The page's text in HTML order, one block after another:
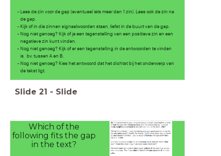
- Lees de zin voor de gap (eventueel iets meer dan 1 zin). Lees ook de zin na
de gap.
- Kijk of in die zinnen signaalwoorden staan, liefst in de buurt van de gap.
- Nog niet genoeg? Kijk of je een tegenstelling van een positieve zin en een
negatieve zin kunt vinden.
- Nog niet genoeg? Kijk of er een tegenstelling in de antwoorden te vinden
is, bv. tussen A en B.
- Nog niet genoeg? Kies het antwoord dat het dichtst bij het onderwerp van
de tekst ligt.
Slide 21 - Slide
Which of the
following fits the gap
in the text?